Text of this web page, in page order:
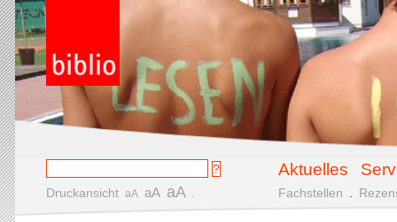
Aktuelles
Druckansicht aA aA aA Fachstellen